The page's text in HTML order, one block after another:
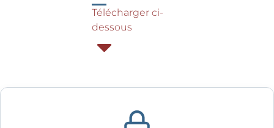
Télécharger ci-
dessous